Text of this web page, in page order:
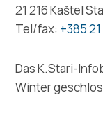
21 216 Kaštel
Tel/fax: +385
Das K.Stari-
Winter